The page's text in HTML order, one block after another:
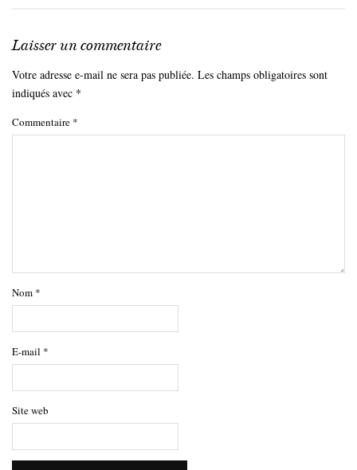
Laisser un commentaire
Votre adresse e-mail ne sera pas publiée. Les champs obligatoires sont
indiqués avec *
Commentaire *
Nom *
E-mail *
Site web